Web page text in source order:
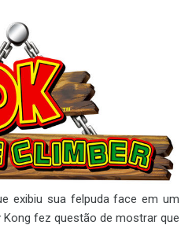
exibiu sua felpuda face em um
Kong fez questão de mostrar que